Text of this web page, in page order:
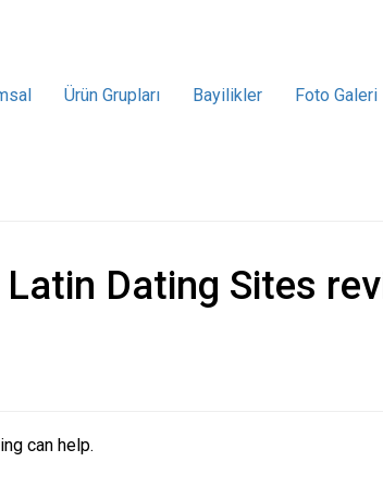
Ürün Grupları Bayilikler Foto Galeri
Latin Dating Sites
can help.